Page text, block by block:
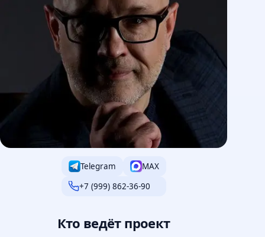
Telegram
MAX
+7 (999) 862-36-90
Кто ведёт проект